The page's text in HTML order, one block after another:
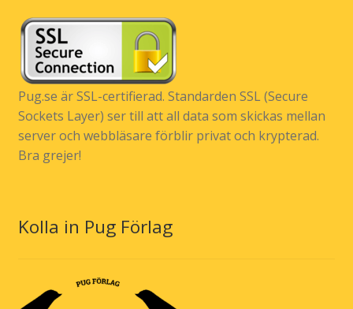
Pug.se är SSL-certifierad. Standarden SSL (Secure
Sockets Layer) ser till att all data som skickas mellan
server och webbläsare förblir privat och krypterad.
Bra grejer!
Kolla in Pug Förlag